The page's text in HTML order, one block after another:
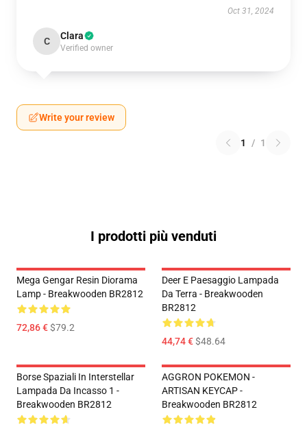
Oct 31, 2024
C Clara
Verified owner
Write your review
1 / 1
I prodotti più venduti
Mega Gengar Resin Diorama
Lamp - Breakwooden BR2812
72,86 €$79.2
Deer E Paesaggio Lampada
Da Terra - Breakwooden
BR2812
44,74 €$48.64
Borse Spaziali In Interstellar
Lampada Da Incasso 1 -
Breakwooden BR2812
AGGRON POKEMON -
ARTISAN KEYCAP -
Breakwooden BR2812